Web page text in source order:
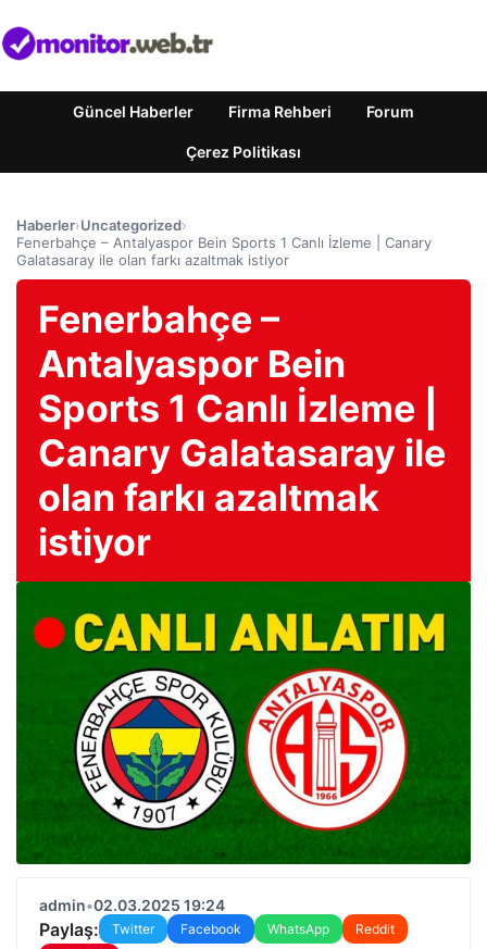
Güncel Haberler Firma Rehberi Forum
Çerez Politikası
Haberler›Uncategorized›
Fenerbahçe – Antalyaspor Bein Sports 1 Canlı İzleme | Canary
Galatasaray ile olan farkı azaltmak istiyor
Fenerbahçe –
Antalyaspor Bein
Sports 1 Canlı İzleme |
Canary Galatasaray ile
olan farkı azaltmak
istiyor
admin•02.03.2025 19:24
Paylaş: Twitter Facebook WhatsApp
Reddit